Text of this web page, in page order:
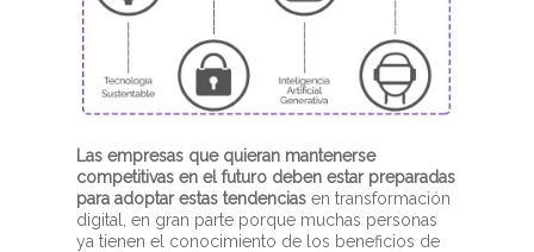
Las empresas que quieran mantenerse
competitivas en el futuro deben estar preparadas
para adoptar estas tendencias en transformación
digital, en gran parte porque muchas personas
ya tienen el conocimiento de los beneficios de